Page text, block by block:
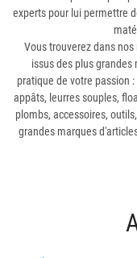
experts pour lui permettre
Vous trouverez dans nos
issus des plus
pratique de votre passion :
appâts, leurres souples,
plombs, accessoires,
grandes marques